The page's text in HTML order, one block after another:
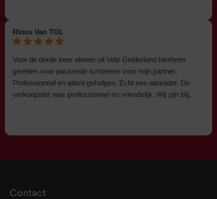
Rinus Van TOL
Voor de derde keer alweer uit Velp Gelderland hierheen
gereden voor passende schoenen voor mijn partner.
Professioneel en attent geholpen. Echt een aanrader. De
verkoopster was professioneel en vriendelijk. Wij zijn blij.
Contact